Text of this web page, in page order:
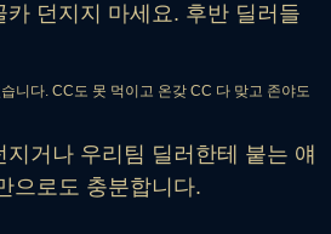
카 던지지 마세요. 후반 딜러들
니다. CC도 못 먹이고 온갖 CC 다 맞고 존야도
거나 우리팀 딜러한테 붙는 얘
으로도 충분합니다.